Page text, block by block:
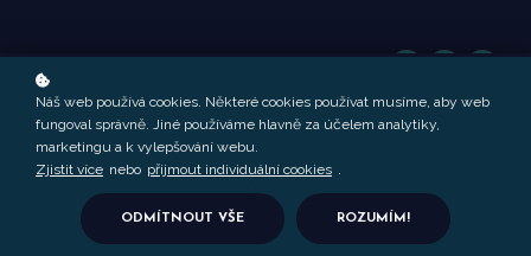
Vytvořeno s
Náš web používá cookies. Některé cookies používat musíme, aby web
fungoval správně. Jiné používáme hlavně za účelem analytiky,
marketingu a k vylepšování webu.
Zjistit více nebo přijmout individuální cookies .
ODMÍTNOUT VŠE ROZUMÍM!